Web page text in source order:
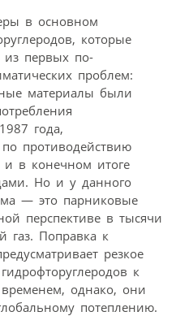
в основном
которые
из первых по-
проблем:
материалы были
года,
противодействию
в конечном итоге
Но и у данного
— это парниковые
перспективе в тысячи
газ. Поправка к
резкое
к
однако, они
потеплению.